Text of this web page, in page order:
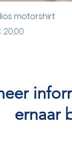
motorshirt
ernaar